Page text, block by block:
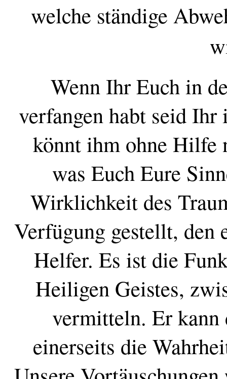
welche ständige
Wenn Ihr Euch in
verfangen habt seid
könnt ihm ohne Hilfe
was Euch Eure
Wirklichkeit des
Verfügung gestellt, den
Helfer. Es ist die
Heiligen Geistes,
vermitteln. Er kann
einerseits die